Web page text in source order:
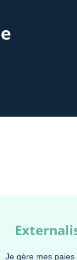
Je gère mes